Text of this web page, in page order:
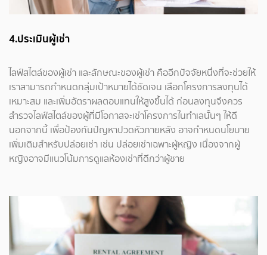
4.ประเมินผู้เช่า
ไลฟ์สไตล์ของผู้เช่า และลักษณะของผู้เช่า คืออีกปัจจัยหนึ่งที่จะช่วยให้
เราสามารถกำหนดกลุ่มเป้าหมายได้ชัดเจน เลือกโครงการลงทุนได้
เหมาะสม และเพิ่มอัตราผลตอบแทนให้สูงขึ้นได้ ก่อนลงทุนจึงควร
สำรวจไลฟ์สไตล์ของผู้ที่มีโอกาสจะเช่าโครงการในทำเลนั้นๆ ให้ดี
นอกจากนี้ เพื่อป้องกันปัญหาปวดหัวภายหลัง อาจกำหนดนโยบาย
เพิ่มเติมสำหรับปล่อยเช่า เช่น ปล่อยเช่าเฉพาะผู้หญิง เนื่องจากผู้
หญิงอาจมีแนวโน้มการดูแลห้องเช่าที่ดีกว่าผู้ชาย